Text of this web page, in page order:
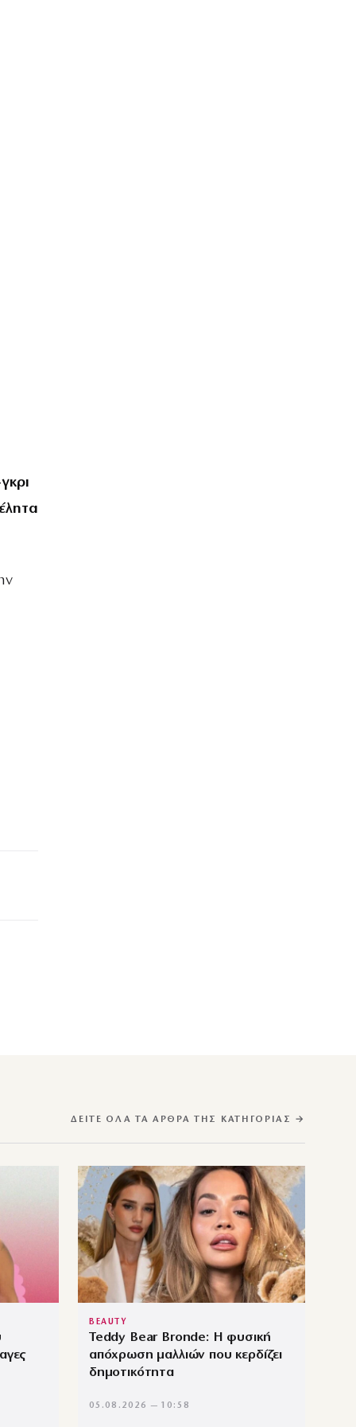
ΔΕΊΤΕ ΌΛΑ ΤΑ ΆΡΘΡΑ ΤΗΣ ΚΑΤΗΓΟΡΊΑΣ →
BEAUTY
Teddy Bear Bronde: Η φυσική
απόχρωση μαλλιών που κερδίζει
δημοτικότητα
05.08.2026 — 10:58